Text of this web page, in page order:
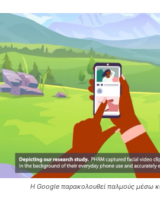
Η Google παρακολουθεί παλμούς μέσω